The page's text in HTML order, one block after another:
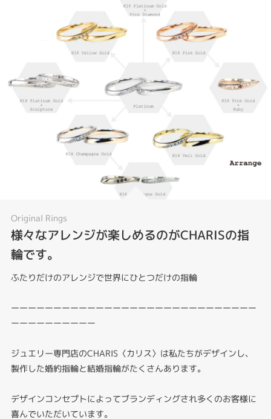
Original Rings
様々なアレンジが楽しめるのがCHARISの指
輪です。
ふたりだけのアレンジで世界にひとつだけの指輪
ーーーーーーーーーーーーーーーーーーーーーーーーーーーーー
ーーーーーーーーーー
ジュエリー専門店のCHARIS〈カリス〉は私たちがデザインし、
製作した婚約指輪と結婚指輪がたくさんあります。
デザインコンセプトによってブランディングされ多くのお客様に
喜んでいただいています。